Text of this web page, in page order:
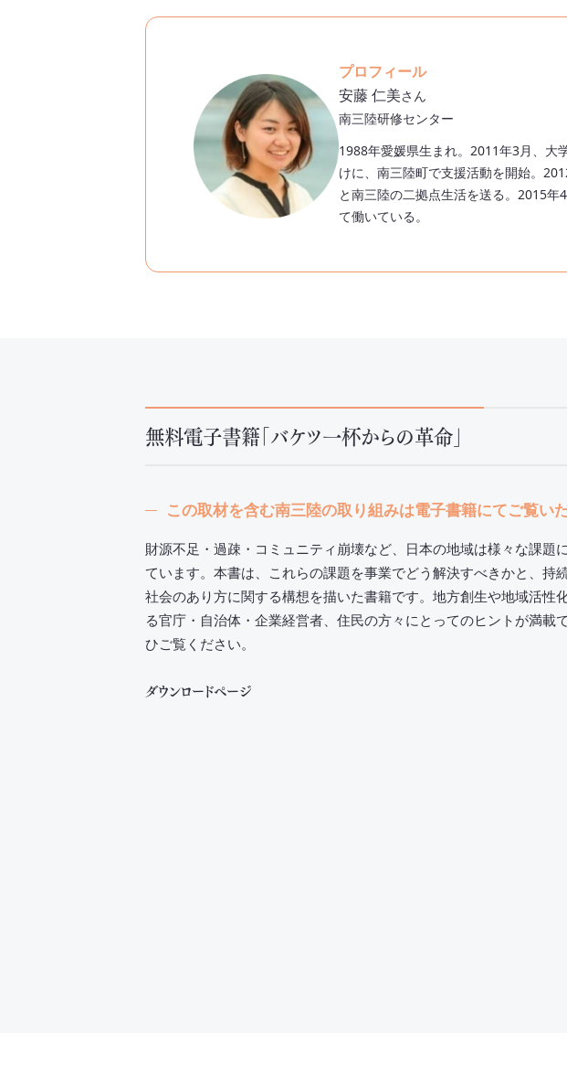
プロフィール
安藤 仁美さん
南三陸研修センター
1988年愛媛県生まれ。2011年3月、大
けに、南三陸町で支援活動を開始。
と南三陸の二拠点生活を送る。2015
て働いている。
無料電子書籍「バケツ一杯からの革命」
この取材を含む南三陸の取り組みは電子書籍にてご覧い
財源不足・過疎・コミュニティ崩壊など、日本の地域は様々な課題
ています。本書は、これらの課題を事業でどう解決すべきかと、持
社会のあり方に関する構想を描いた書籍です。地方創生や地域活性
る官庁・自治体・企業経営者、住民の方々にとってのヒントが満載
ひご覧ください。
ダウンロードページ